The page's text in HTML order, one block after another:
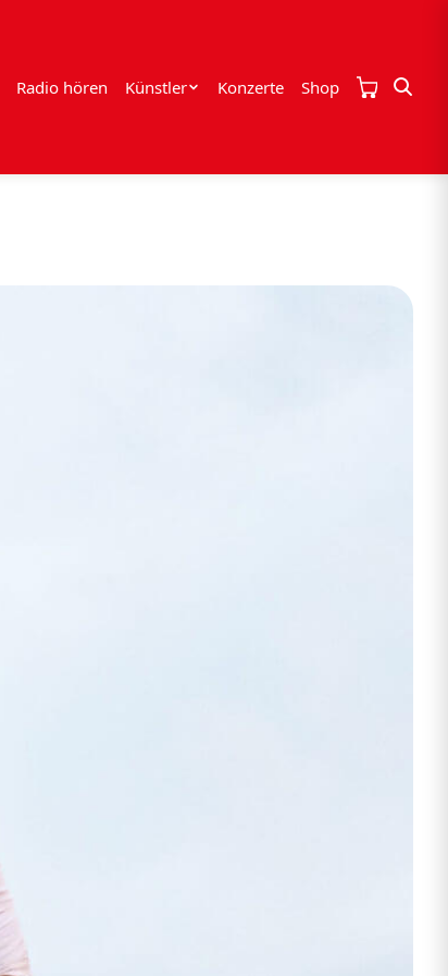
Radio hören Künstler Konzerte Shop